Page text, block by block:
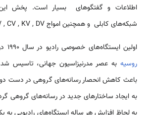
اطلاعات و گفتگوهای بسیار است. پخش این
شبکه‌های کابلی و همچنین امواج FM , YKV , CV , KV , DV می‌باشد.
اولین ایستگاه‌های خصوصی رادیو در سال 1990 در مسکو و در پی ورود
روسیه به عصر مدرنیزاسیون جهانی، تاسیس
باعث کاهش انحصار رسانه‌های گروهی در دست
به ایجاد ساختار‌های جدید در رسانه‌های گروهی
به لحاظ افزایش هر ساله ایستگاه‌های رادیویی به